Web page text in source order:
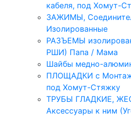
кабеля, под Хомут-
ЗАЖИМЫ,
Изолированные
РАЗЪЕМЫ
РШИ) Папа / Мама
Шайбы медно-
ПЛОЩАДКИ с
под Хомут-Стяжку
ТРУБЫ ГЛАДКИЕ,
Аксессуары к ним